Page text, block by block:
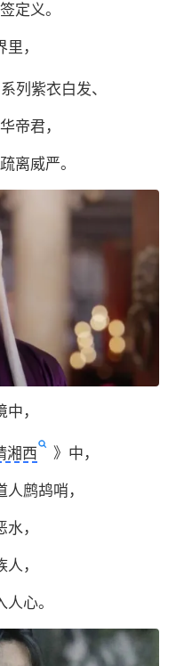
定义。
，
列紫衣白发、
帝君，
离威严。
，
湘西 》中，
人鹧鸪哨 ，
，
，
心。